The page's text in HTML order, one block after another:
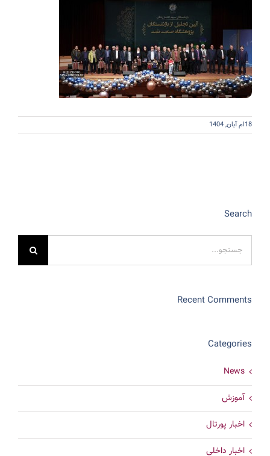
18ام آبان, 1404
Search
برای:
Recent Comments
Categories
News
آموزش
اخبار پورتال
اخبار داخلی